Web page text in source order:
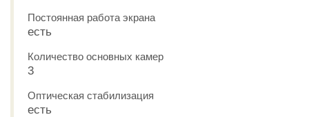
Постоянная работа экрана
есть
Количество основных камер
3
Оптическая стабилизация
есть